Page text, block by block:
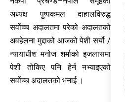
अध्यक्ष पुष्पकमल दाहालविरुद्ध
सर्वोच्च अदालतमा परेको अदालतको
अवहेलना मुद्दाको आजको पेशी सर्यो /
न्यायाधीश मनोज शर्माको इजलासमा
पेशी तोकिए पनि हेर्न नभ्याइएको
सर्वोच्च अदालतको भनाई ।